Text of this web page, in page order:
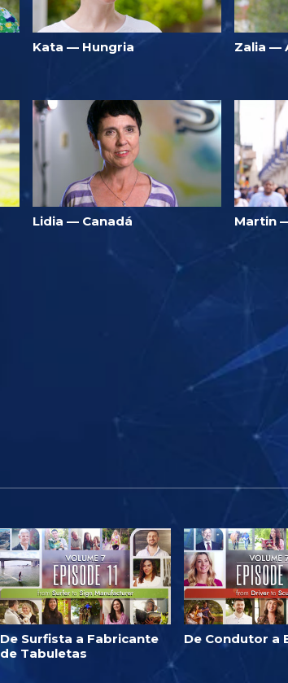
Kata — Hungria Zalia —
Lidia — Canadá Martin
De Surfista a Fabricante
de Tabuletas
De Condutor a